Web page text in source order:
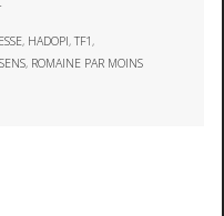
, HADOPI,TF1,
, ROMAINE PAR MOINS